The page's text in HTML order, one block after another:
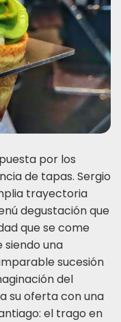
por los
de tapas. Sergio
trayectoria
degustación que
que se come
siendo una
sucesión
del
su oferta con una
el trago en